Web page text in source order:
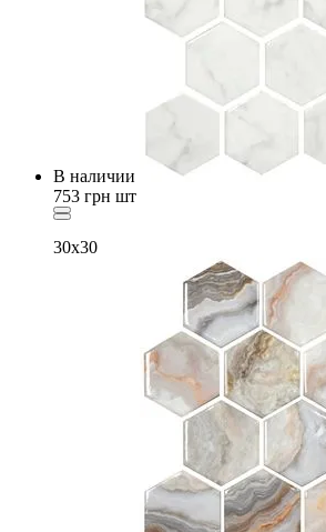
В наличии
753 грн шт
30x30